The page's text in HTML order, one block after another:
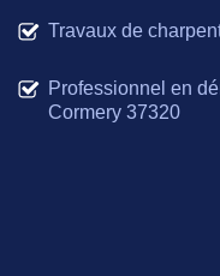
Travaux de
Professionnel en
Cormery 37320